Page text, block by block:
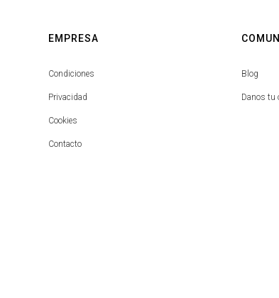
EMPRESA
Condiciones
Privacidad
Cookies
Contacto
Blog
Danos tu